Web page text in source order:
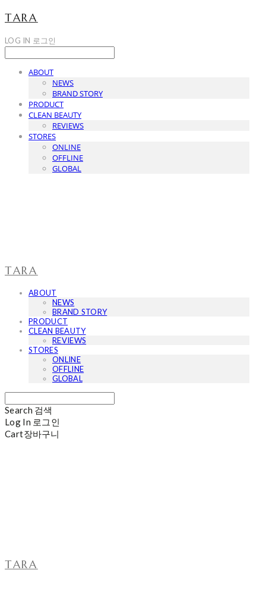
TARA
LOG IN 로그인
ABOUT
NEWS
BRAND STORY
PRODUCT
CLEAN BEAUTY
REVIEWS
STORES
ONLINE
OFFLINE
GLOBAL
TARA
ABOUT
NEWS
BRAND STORY
PRODUCT
CLEAN BEAUTY
REVIEWS
STORES
ONLINE
OFFLINE
GLOBAL
Search 검색
Log In 로그인
Cart장바구니
TARA